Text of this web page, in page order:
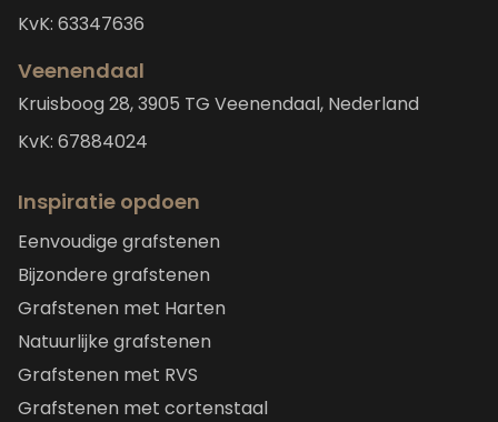
KvK: 63347636
Veenendaal
Kruisboog 28, 3905 TG Veenendaal, Nederland
KvK: 67884024
Inspiratie opdoen
Eenvoudige grafstenen
Bijzondere grafstenen
Grafstenen met Harten
Natuurlijke grafstenen
Grafstenen met RVS
Grafstenen met cortenstaal